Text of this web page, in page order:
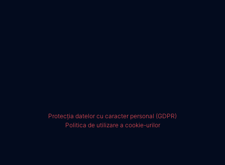
Protecția datelor cu caracter personal (GDPR)
Politica de utilizare a cookie-urilor